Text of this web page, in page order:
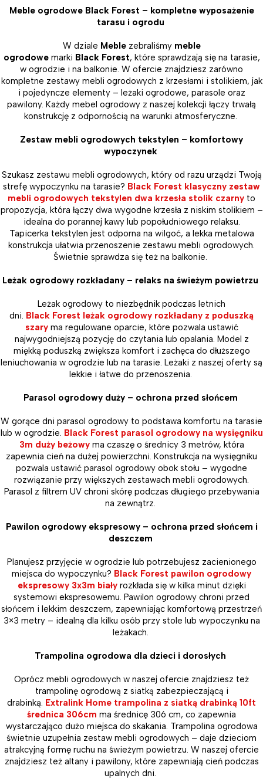
Meble ogrodowe Black Forest – kompletne wyposażenie
tarasu i ogrodu
W dziale Meblezebraliśmy meble
ogrodowemarki Black Forest, które sprawdzają się na tarasie,
w ogrodzie i na balkonie. W ofercie znajdziesz zarówno
kompletne zestawy mebli ogrodowych z krzesłami i stolikiem, jak
i pojedyncze elementy – leżaki ogrodowe, parasole oraz
pawilony. Każdy mebel ogrodowy z naszej kolekcji łączy trwałą
konstrukcję z odpornością na warunki atmosferyczne.
Zestaw mebli ogrodowych tekstylen – komfortowy
wypoczynek
Szukasz zestawu mebli ogrodowych, który od razu urządzi Twoją
strefę wypoczynku na tarasie? Black Forest klasyczny zestaw
mebli ogrodowych tekstylen dwa krzesła stolik czarny to
propozycja, która łączy dwa wygodne krzesła z niskim stolikiem –
idealna do porannej kawy lub popołudniowego relaksu.
Tapicerka tekstylen jest odporna na wilgoć, a lekka metalowa
konstrukcja ułatwia przenoszenie zestawu mebli ogrodowych.
Świetnie sprawdza się też na balkonie.
Leżak ogrodowy rozkładany – relaks na świeżym powietrzu
Leżak ogrodowy to niezbędnik podczas letnich
dni. Black Forest leżak ogrodowy rozkładany z poduszką
szaryma regulowane oparcie, które pozwala ustawić
najwygodniejszą pozycję do czytania lub opalania. Model z
miękką poduszką zwiększa komfort i zachęca do dłuższego
leniuchowania w ogrodzie lub na tarasie. Leżaki z naszej oferty są
lekkie i łatwe do przenoszenia.
Parasol ogrodowy duży – ochrona przed słońcem
W gorące dni parasol ogrodowy to podstawa komfortu na tarasie
lub w ogrodzie. Black Forest parasol ogrodowy na wysięgniku
3m duży beżowyma czaszę o średnicy 3 metrów, która
zapewnia cień na dużej powierzchni. Konstrukcja na wysięgniku
pozwala ustawić parasol ogrodowy obok stołu – wygodne
rozwiązanie przy większych zestawach mebli ogrodowych.
Parasol z filtrem UV chroni skórę podczas długiego przebywania
na zewnątrz.
Pawilon ogrodowy ekspresowy – ochrona przed słońcem i
deszczem
Planujesz przyjęcie w ogrodzie lub potrzebujesz zacienionego
miejsca do wypoczynku? Black Forest pawilon ogrodowy
ekspresowy 3x3m białyrozkłada się w kilka minut dzięki
systemowi ekspresowemu. Pawilon ogrodowy chroni przed
słońcem i lekkim deszczem, zapewniając komfortową przestrzeń
3×3 metry – idealną dla kilku osób przy stole lub wypoczynku na
leżakach.
Trampolina ogrodowa dla dzieci i dorosłych
Oprócz mebli ogrodowych w naszej ofercie znajdziesz też
trampolinę ogrodową z siatką zabezpieczającą i
drabinką. Extralink Home trampolina z siatką drabinką 10ft
średnica 306cm ma średnicę 306 cm, co zapewnia
wystarczająco dużo miejsca do skakania. Trampolina ogrodowa
świetnie uzupełnia zestaw mebli ogrodowych – daje dzieciom
atrakcyjną formę ruchu na świeżym powietrzu. W naszej ofercie
znajdziesz też altany i pawilony, które zapewniają cień podczas
upalnych dni.